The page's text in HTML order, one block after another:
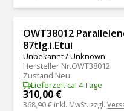
OWT38012
87tlg.i.Etui
Unbekannt / Unknown
Hersteller Nr.OWT38012
Zustand:Neu
Lieferzeit ca. 4 Tage
310,00 €
368,90 € inkl. MwSt. zzgl.